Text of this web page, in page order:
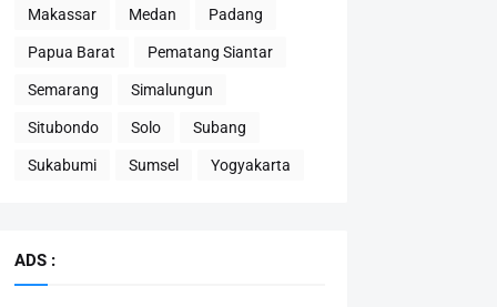
Makassar Medan Padang
Papua Barat Pematang Siantar
Semarang Simalungun
Situbondo Solo Subang
Sukabumi Sumsel Yogyakarta
ADS :